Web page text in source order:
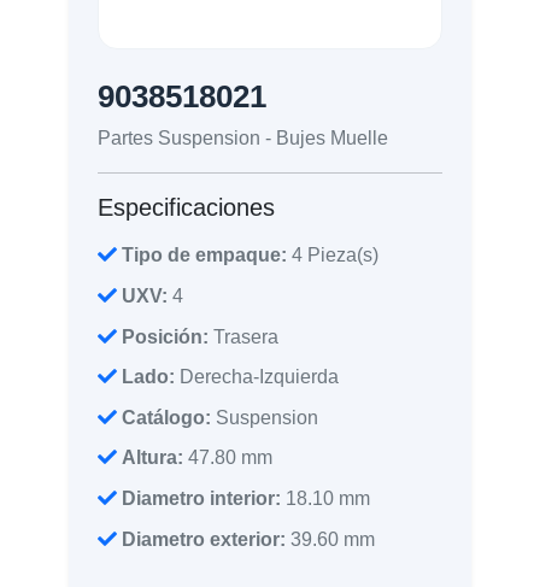
9038518021
Partes Suspension - Bujes Muelle
Especificaciones
Tipo de empaque: 4 Pieza(s)
UXV: 4
Posición: Trasera
Lado: Derecha-Izquierda
Catálogo: Suspension
Altura: 47.80 mm
Diametro interior: 18.10 mm
Diametro exterior: 39.60 mm